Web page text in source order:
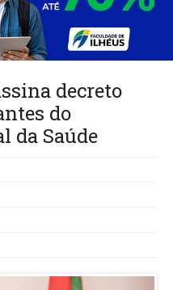
decreto
do
da Saúde